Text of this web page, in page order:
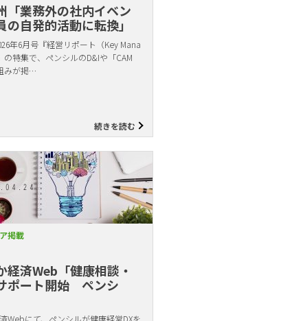
「業務外の社内イベン
の自発的活動に転換」
年6月号『経営リポート（Key Mana
特集で、ペンシルのD&Iや「CAM
みが掲…
続きを読む
掲載
経済Web「健康相談・
ポート開始 ペンシ
Webにて、ペンシルが健康経営DXを